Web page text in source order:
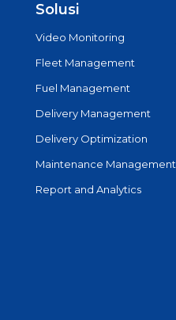
Solusi
Video Monitoring
Fleet Management
Fuel Management
Delivery Management
Delivery Optimization
Maintenance Management
Report and Analytics